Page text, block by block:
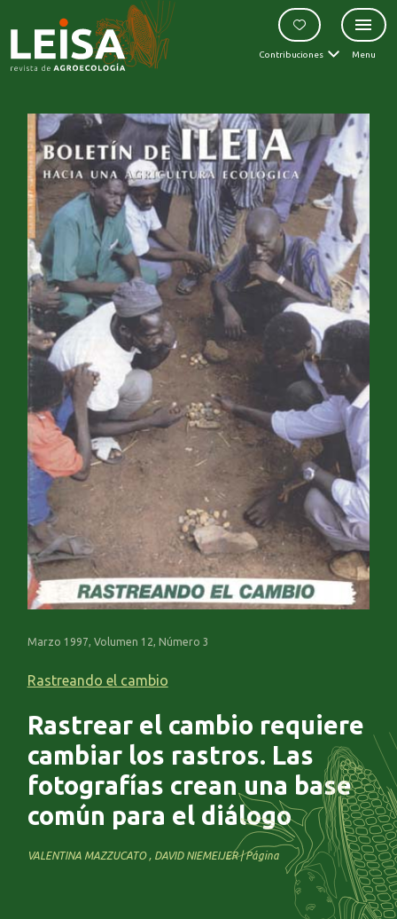
Contribuciones Menu
Marzo 1997, Volumen 12, Número 3
Rastreando el cambio
Rastrear el cambio requiere
cambiar los rastros. Las
fotografías crean una base
común para el diálogo
VALENTINA MAZZUCATO , DAVID NIEMEIJER | Página